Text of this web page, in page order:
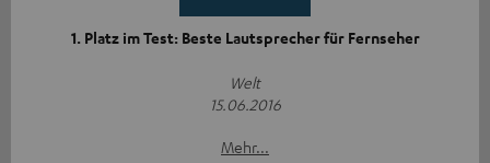
1. Platz im Test: Beste Lautsprecher für Fernseher
Welt
15.06.2016
Mehr...